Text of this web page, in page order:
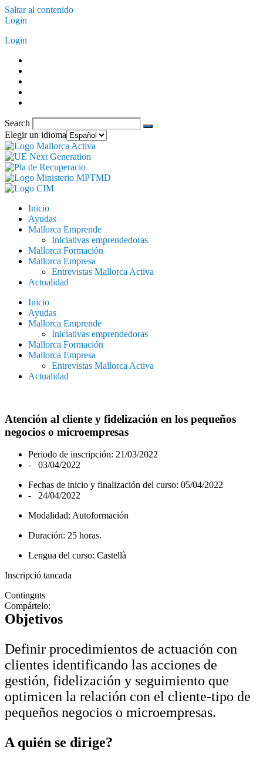
Saltar al contenido
Login
Login
Search
Elegir un idioma
Inicio
Ayudas
Mallorca Emprende
Iniciativas emprendedoras
Mallorca Formación
Mallorca Empresa
Entrevistas Mallorca Activa
Actualidad
Inicio
Ayudas
Mallorca Emprende
Iniciativas emprendedoras
Mallorca Formación
Mallorca Empresa
Entrevistas Mallorca Activa
Actualidad
Atención al cliente y fidelización en los pequeños
negocios o microempresas
Periodo de inscripción: 21/03/2022
- 03/04/2022
Fechas de inicio y finalización del curso: 05/04/2022
- 24/04/2022
Modalidad: Autoformación
Duración: 25 horas.
Lengua del curso: Castellà
Inscripció tancada
Continguts
Compártelo:
Objetivos
Definir procedimientos de actuación con
clientes identificando las acciones de
gestión, fidelización y seguimiento que
optimicen la relación con el cliente-tipo de
pequeños negocios o microempresas.
A quién se dirige?